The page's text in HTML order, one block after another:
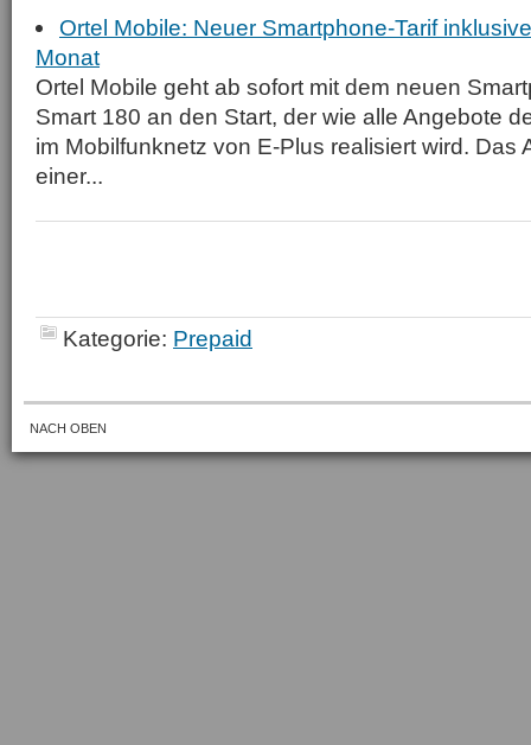
Ortel Mobile: Neuer Smartphone-Tarif
Monat
Ortel Mobile geht ab sofort mit dem neuen
Smart 180 an den Start, der wie alle Angebote
im Mobilfunknetz von E-Plus realisiert wird. Das
einer...
Kategorie: Prepaid
NACH OBEN